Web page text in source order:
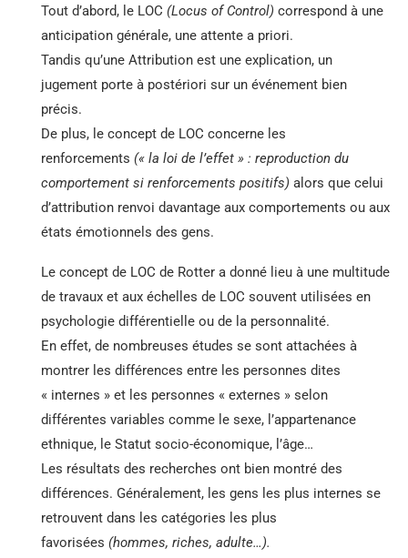
Tout d’abord, le LOC (Locus of Control) correspond à une
anticipation générale, une attente a priori.
Tandis qu’une Attribution est une explication, un
jugement porte à postériori sur un événement bien
précis.
De plus, le concept de LOC concerne les
renforcements (« la loi de l’effet » : reproduction du
comportement si renforcements positifs) alors que celui
d’attribution renvoi davantage aux comportements ou aux
états émotionnels des gens.
Le concept de LOC de Rotter a donné lieu à une multitude
de travaux et aux échelles de LOC souvent utilisées en
psychologie différentielle ou de la personnalité.
En effet, de nombreuses études se sont attachées à
montrer les différences entre les personnes dites
« internes » et les personnes « externes » selon
différentes variables comme le sexe, l’appartenance
ethnique, le Statut socio-économique, l’âge…
Les résultats des recherches ont bien montré des
différences. Généralement, les gens les plus internes se
retrouvent dans les catégories les plus
favorisées (hommes, riches, adulte…).